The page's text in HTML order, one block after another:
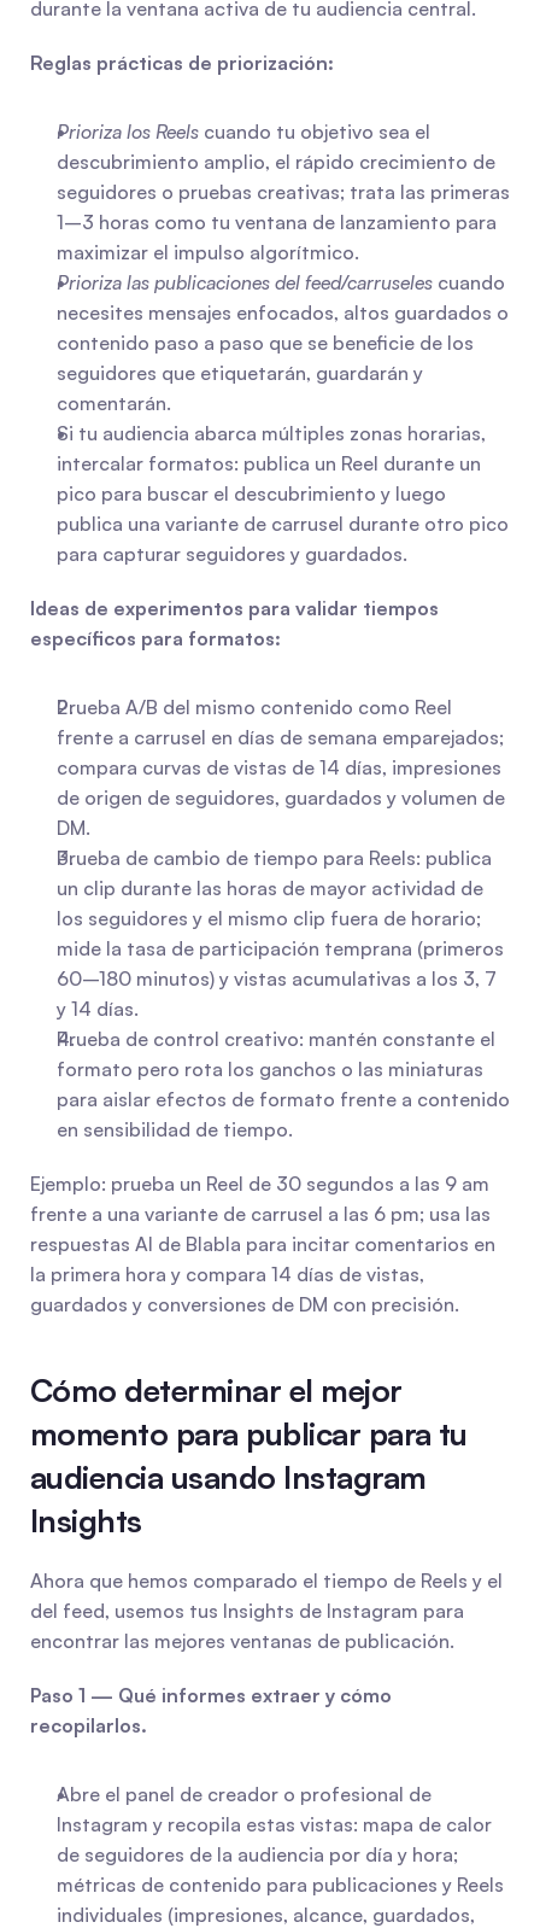
durante la ventana activa de tu audiencia central.
Reglas prácticas de priorización:
Prioriza los Reels cuando tu objetivo sea el
descubrimiento amplio, el rápido crecimiento de
seguidores o pruebas creativas; trata las primeras
1–3 horas como tu ventana de lanzamiento para
maximizar el impulso algorítmico.
Prioriza las publicaciones del feed/carruseles cuando
necesites mensajes enfocados, altos guardados o
contenido paso a paso que se beneficie de los
seguidores que etiquetarán, guardarán y
comentarán.
Si tu audiencia abarca múltiples zonas horarias,
intercalar formatos: publica un Reel durante un
pico para buscar el descubrimiento y luego
publica una variante de carrusel durante otro pico
para capturar seguidores y guardados.
Ideas de experimentos para validar tiempos
específicos para formatos:
Prueba A/B del mismo contenido como Reel
frente a carrusel en días de semana emparejados;
compara curvas de vistas de 14 días, impresiones
de origen de seguidores, guardados y volumen de
DM.
Prueba de cambio de tiempo para Reels: publica
un clip durante las horas de mayor actividad de
los seguidores y el mismo clip fuera de horario;
mide la tasa de participación temprana (primeros
60–180 minutos) y vistas acumulativas a los 3, 7
y 14 días.
Prueba de control creativo: mantén constante el
formato pero rota los ganchos o las miniaturas
para aislar efectos de formato frente a contenido
en sensibilidad de tiempo.
Ejemplo: prueba un Reel de 30 segundos a las 9 am
frente a una variante de carrusel a las 6 pm; usa las
respuestas AI de Blabla para incitar comentarios en
la primera hora y compara 14 días de vistas,
guardados y conversiones de DM con precisión.
Cómo determinar el mejor
momento para publicar para tu
audiencia usando Instagram
Insights
Ahora que hemos comparado el tiempo de Reels y el
del feed, usemos tus Insights de Instagram para
encontrar las mejores ventanas de publicación.
Paso 1 — Qué informes extraer y cómo
recopilarlos.
Abre el panel de creador o profesional de
Instagram y recopila estas vistas: mapa de calor
de seguidores de la audiencia por día y hora;
métricas de contenido para publicaciones y Reels
individuales (impresiones, alcance, guardados,